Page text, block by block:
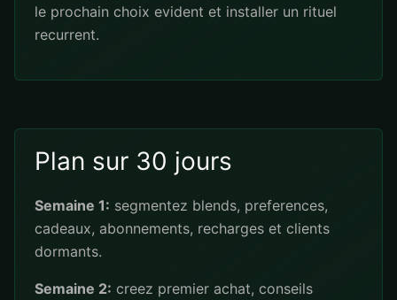
le prochain choix evident et installer un rituel
recurrent.
Plan sur 30 jours
Semaine 1: segmentez blends, preferences,
cadeaux, abonnements, recharges et clients
dormants.
Semaine 2: creez premier achat, conseils